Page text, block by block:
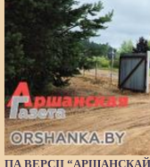
ПА ВЕРСІІ